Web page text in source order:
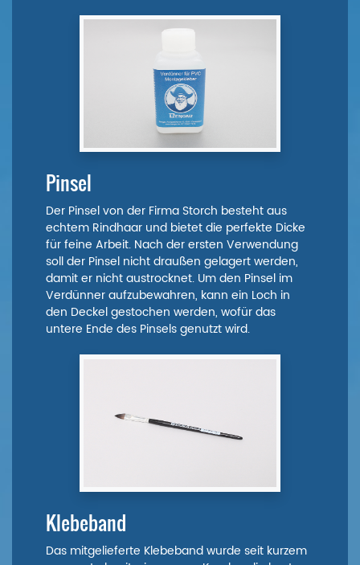
Pinsel
Der Pinsel von der Firma Storch besteht aus
echtem Rindhaar und bietet die perfekte Dicke
für feine Arbeit. Nach der ersten Verwendung
soll der Pinsel nicht draußen gelagert werden,
damit er nicht austrocknet. Um den Pinsel im
Verdünner aufzubewahren, kann ein Loch in
den Deckel gestochen werden, wofür das
untere Ende des Pinsels genutzt wird.
Klebeband
Das mitgelieferte Klebeband wurde seit kurzem